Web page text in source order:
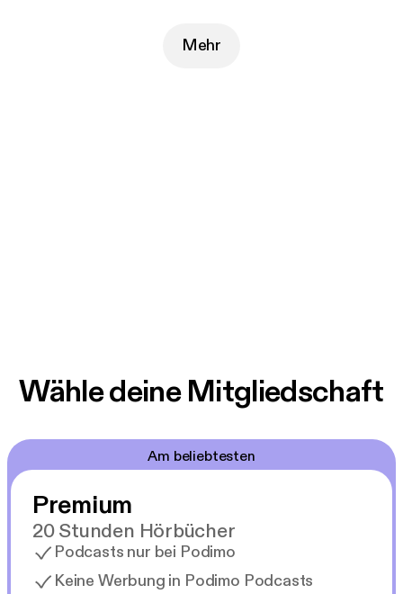
Mehr
Wähle deine Mitgliedschaft
Am beliebtesten
Premium
20 Stunden Hörbücher
Podcasts nur bei Podimo
Keine Werbung in Podimo Podcasts